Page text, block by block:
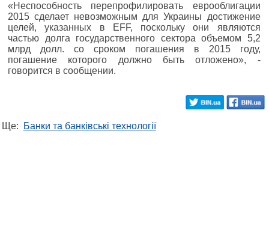
«Неспособность перепрофилировать еврооблигации
2015 сделает невозможным для Украины достижение
целей, указанных в EFF, поскольку они являются
частью долга государственного сектора объемом 5,2
млрд долл. со сроком погашения в 2015 году,
погашение которого должно быть отложено», -
говорится в сообщении.
Ще: Банки та банківські технології